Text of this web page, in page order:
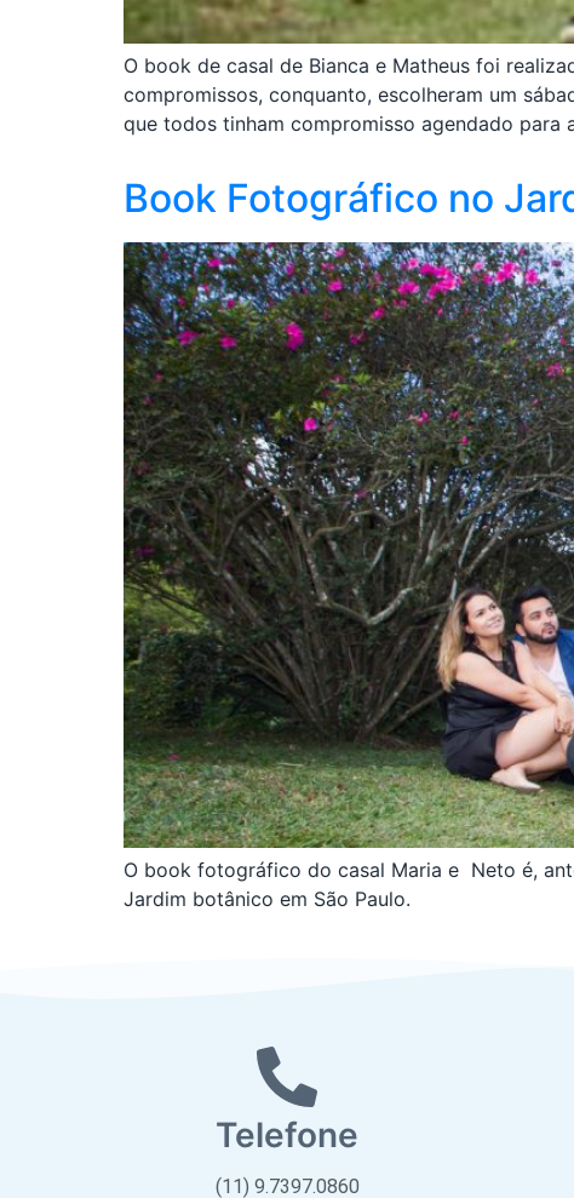
O book de casal de Bianca e Matheus foi
compromissos, conquanto, escolheram um
que todos tinham compromisso agendado
Book Fotográfico no
O book fotográfico do casal Maria e Neto é,
Jardim botânico em São Paulo.
Telefone
(11) 9.7397.0860